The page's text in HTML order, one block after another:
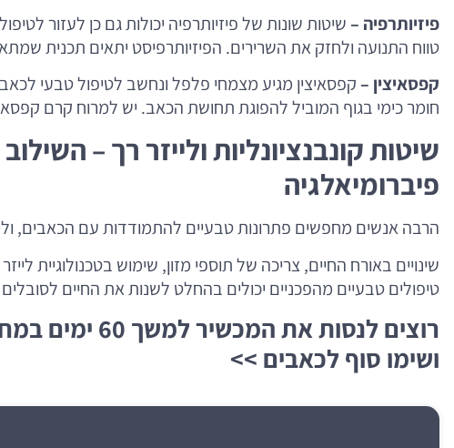
פיזיותרפיה –שיטות שונות של פיזיותרפיה יכולות גם כן לעזור
טווח התנועה ולחזק את השרירים. הפיזיותרפיסט יתאים תכנית
קפסאיצין –קפסאיצין מגיע מצמחי פלפל ונחשב לטיפול טבעי
חומר כימי בגוף המוביל להפוגת תחושת הכאב. יש למרוח קרם
שיטות קונבנציונליות ולייזר רך –
פיברומיאלגיה
הרבה אנשים מחפשים פתרונות טבעיים להתמודדות עם הכאבים,
שינויים באורח החיים, צריכה של תוספי מזון, שימוש בטכנולוגיית
טיפולים טבעיים מהפכניים יכולים בהחלט לשנות את החיים
רוצים לנסות את
ושימו סוף לכאבים >>